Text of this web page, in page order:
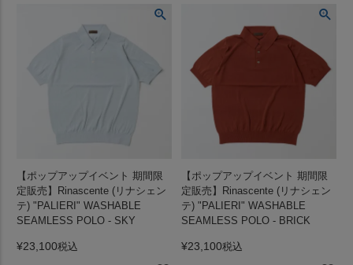
【ポップアップイベント 期間限
定販売】Rinascente (リナシェン
テ) "PALIERI" WASHABLE
SEAMLESS POLO - SKY
¥23,100税込
【ポップアップイベント 期間限
定販売】Rinascente (リナシェン
テ) "PALIERI" WASHABLE
SEAMLESS POLO - BRICK
¥23,100税込